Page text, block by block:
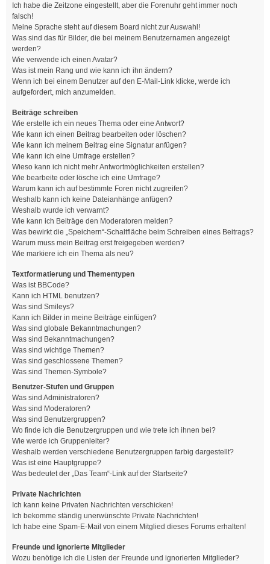
Ich habe die Zeitzone eingestellt, aber die Forenuhr geht immer noch
falsch!
Meine Sprache steht auf diesem Board nicht zur Auswahl!
Was sind das für Bilder, die bei meinem Benutzernamen angezeigt
werden?
Wie verwende ich einen Avatar?
Was ist mein Rang und wie kann ich ihn ändern?
Wenn ich bei einem Benutzer auf den E-Mail-Link klicke, werde ich
aufgefordert, mich anzumelden.
Beiträge schreiben
Wie erstelle ich ein neues Thema oder eine Antwort?
Wie kann ich einen Beitrag bearbeiten oder löschen?
Wie kann ich meinem Beitrag eine Signatur anfügen?
Wie kann ich eine Umfrage erstellen?
Wieso kann ich nicht mehr Antwortmöglichkeiten erstellen?
Wie bearbeite oder lösche ich eine Umfrage?
Warum kann ich auf bestimmte Foren nicht zugreifen?
Weshalb kann ich keine Dateianhänge anfügen?
Weshalb wurde ich verwarnt?
Wie kann ich Beiträge den Moderatoren melden?
Was bewirkt die „Speichern“-Schaltfläche beim Schreiben eines Beitrags?
Warum muss mein Beitrag erst freigegeben werden?
Wie markiere ich ein Thema als neu?
Textformatierung und Thementypen
Was ist BBCode?
Kann ich HTML benutzen?
Was sind Smileys?
Kann ich Bilder in meine Beiträge einfügen?
Was sind globale Bekanntmachungen?
Was sind Bekanntmachungen?
Was sind wichtige Themen?
Was sind geschlossene Themen?
Was sind Themen-Symbole?
Benutzer-Stufen und Gruppen
Was sind Administratoren?
Was sind Moderatoren?
Was sind Benutzergruppen?
Wo finde ich die Benutzergruppen und wie trete ich ihnen bei?
Wie werde ich Gruppenleiter?
Weshalb werden verschiedene Benutzergruppen farbig dargestellt?
Was ist eine Hauptgruppe?
Was bedeutet der „Das Team“-Link auf der Startseite?
Private Nachrichten
Ich kann keine Privaten Nachrichten verschicken!
Ich bekomme ständig unerwünschte Private Nachrichten!
Ich habe eine Spam-E-Mail von einem Mitglied dieses Forums erhalten!
Freunde und ignorierte Mitglieder
Wozu benötige ich die Listen der Freunde und ignorierten Mitglieder?